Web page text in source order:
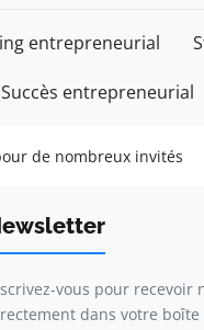
entrepreneurial
Succès entrepreneurial
de nombreux invités
vous pour recevoir
dans votre boîte